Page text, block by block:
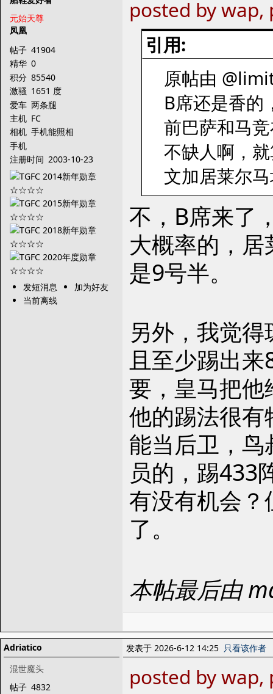
元始天尊
凤凰
帖子 41904
精华 0
积分 85540
激骚 1651 度
爱车 两条腿
主机 FC
相机 手机能照相
手机
注册时间 2003-10-23
发短消息
加为好友
当前离线
posted by
引用:
原帖由
B席还是香的
前巴萨和马
不缺人啊，
文加居莱尔
不，B席来了
大概率的，
是9号半。
另外，我觉
且至少踢出
要，皇马把
他的踢法很
能当后卫，
员的，踢433
有没有机会
了。
本帖最后由
Adriatico
混世魔头
帖子 4832
发表于 2026-6-12 14:25 只看该作者
posted by